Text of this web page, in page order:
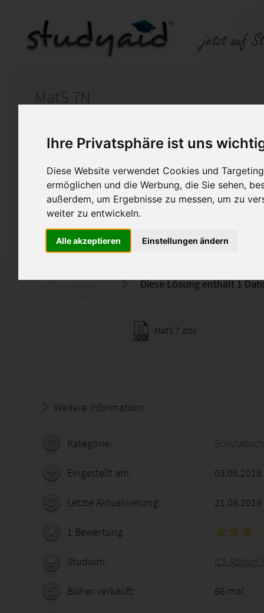
Ihre Privatsphäre ist uns
Diese Website verwendet Cookies und
ermöglichen und die Werbung, die Sie sehen,
außerdem, um Ergebnisse zu messen, um zu
weiter zu entwickeln.
Alle akzeptieren Einstellungen ändern
MatS 7N
Auf StudyAid.de verkaufen
Startseite Schulabschluss
Lineare Gleichungen
Bitte verwendet diese
oder Denkanstoß. Das
Einsendeaufgabe untersage
Diese Lösung enthält 1
MatS 7.doc
Weitere Information:
Kategorie:
Eingestellt am:
Letzte Aktualisierung: 21.05.2019
1 Bewertung
Studium: ILS
Bisher verkauft: 66 mal